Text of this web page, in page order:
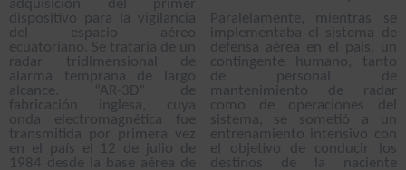
adquisición del primer
dispositivo para la vigilancia
del espacio aéreo
ecuatoriano. Se trataría de un
radar tridimensional de
alarma temprana de largo
alcance. “AR-3D” de
fabricación inglesa, cuya
onda electromagnética fue
transmitida por primera vez
en el país el 12 de julio de
1984 desde la base aérea de
Paralelamente, mientras se
implementaba el sistema de
defensa aérea en el país, un
contingente humano, tanto
de personal de
mantenimiento de radar
como de operaciones del
sistema, se sometió a un
entrenamiento intensivo con
el objetivo de conducir los
destinos de la naciente